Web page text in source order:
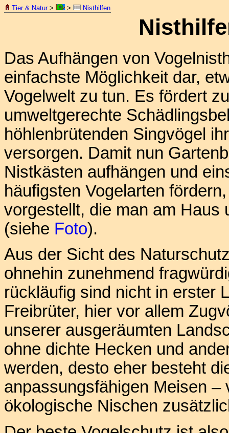
Tier & Natur> > Nisthilfen
Das Aufhängen von
einfachste Möglichkeit dar,
Vogelwelt zu tun. Es fördert
umweltgerechte
höhlenbrütenden Singvögel
versorgen. Damit nun
Nistkästen aufhängen und
häufigsten Vogelarten
vorgestellt, die man am Haus
(siehe Foto).
Aus der Sicht des
ohnehin zunehmend
rückläufig sind nicht in erster
Freibrüter, hier vor allem
unserer ausgeräumten
ohne dichte Hecken und
werden, desto eher besteht
anpassungsfähigen Meisen
ökologische Nischen